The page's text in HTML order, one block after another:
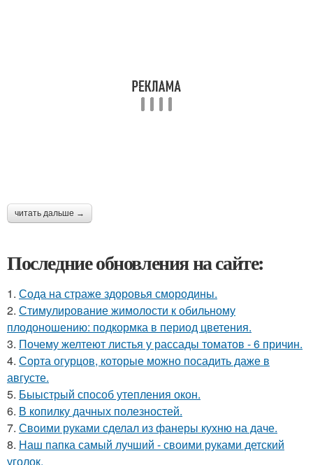
читать дальше →
Последние обновления на сайте:
1. Сода на страже здоровья смородины.
2. Стимулирование жимолости к обильному
плодоношению: подкормка в период цветения.
3. Почему желтеют листья у рассады томатов - 6 причин.
4. Сорта огурцов, которые можно посадить даже в
августе.
5. Быыстрый способ утепления окон.
6. В копилку дачных полезностей.
7. Своими руками сделал из фанеры кухню на даче.
8. Наш папка самый лучший - своими руками детский
уголок.